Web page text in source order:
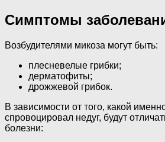
Симптомы
Возбудителями микоза могут быть:
плесневелые грибки;
дерматофиты;
дрожжевой грибок.
В зависимости от того, какой
спровоцировал недуг, будут
болезни: